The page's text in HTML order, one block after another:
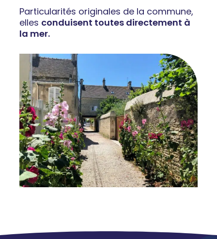
Particularités originales de la commune,
elles conduisent toutes directement à
la mer.